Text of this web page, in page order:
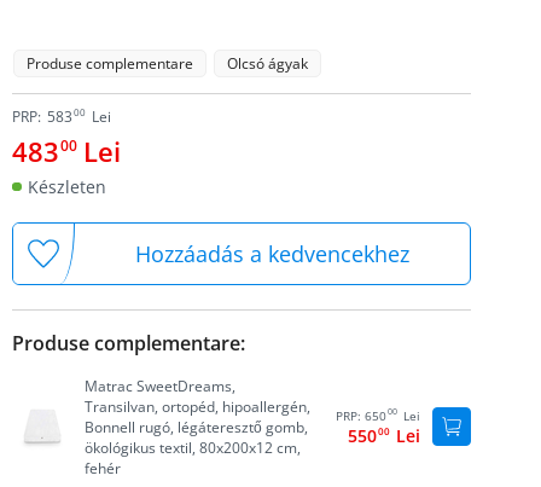
Produse complementare Olcsó ágyak
PRP: 58300 Lei
48300 Lei
Készleten
Hozzáadás a kedvencekhez
Produse complementare:
Matrac SweetDreams,
Transilvan, ortopéd, hipoallergén,
Bonnell rugó, légáteresztő gomb,
ökológikus textil, 80x200x12 cm,
fehér
PRP: 65000 Lei
55000 Lei